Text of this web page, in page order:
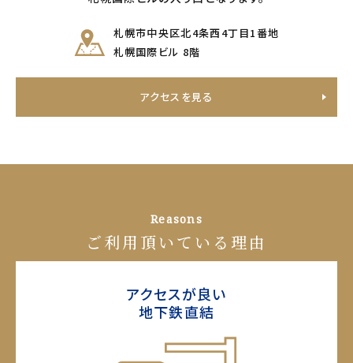
札幌市中央区北4条西4丁目1番地
札幌国際ビル 8階
アクセスを見る
Reasons
ご利用頂いている理由
アクセスが良い
地下鉄直結